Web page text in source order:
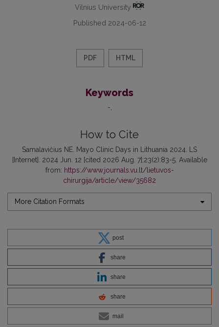
Vilnius University
Published 2024-06-12
PDF HTML
Keywords
-
How to Cite
Samalavičius NE. Mayo Clinic Days in Lithuania 2024. LS
[Internet]. 2024 Jun. 12 [cited 2026 Aug. 7];23(2):83-5. Available
from: https://www.journals.vu.lt/lietuvos-
chirurgija/article/view/35682
More Citation Formats
post
share
share
share
mail